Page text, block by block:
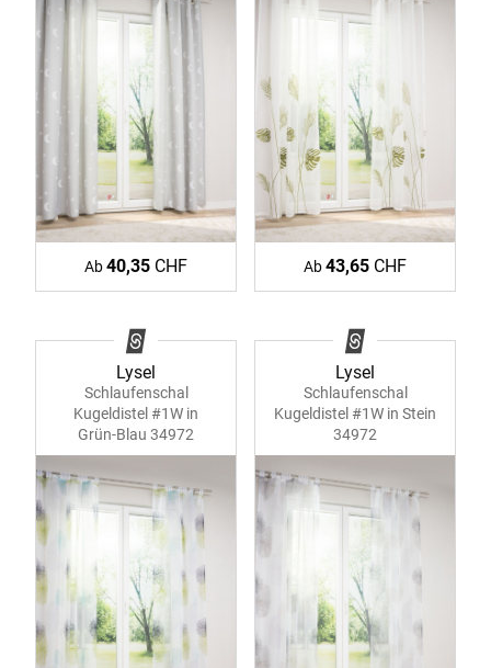
Ab40,35 CHF Ab43,65 CHF
Lysel
Schlaufenschal
Kugeldistel #1W in
Grün-Blau 34972
Lysel
Schlaufenschal
Kugeldistel #1W in Stein
34972